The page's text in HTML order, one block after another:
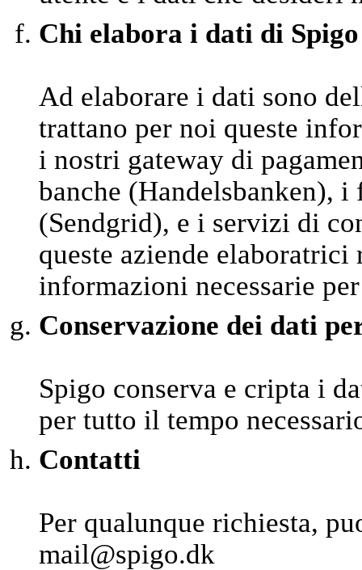
Chi elabora i dati di Spigo
Ad elaborare i dati sono
trattano per noi queste
i nostri gateway di
banche (Handelsbanken),
(Sendgrid), e i servizi di
queste aziende
informazioni necessarie
Conservazione dei dati
Spigo conserva e cripta i
per tutto il tempo
Contatti
Per qualunque richiesta,
mail@spigo.dk